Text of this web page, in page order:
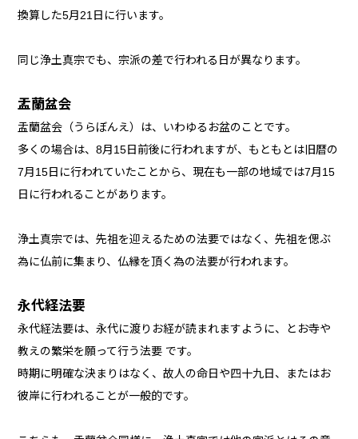
換算した5月21日に行います。
同じ浄土真宗でも、宗派の差で行われる日が異なります。
盂蘭盆会
盂蘭盆会（うらぼんえ）は、いわゆるお盆のことです。
多くの場合は、8月15日前後に行われますが、もともとは旧暦の
7月15日に行われていたことから、現在も一部の地域では7月15
日に行われることがあります。
浄土真宗では、先祖を迎えるための法要ではなく、先祖を偲ぶ
為に仏前に集まり、仏縁を頂く為の法要が行われます。
永代経法要
永代経法要は、永代に渡りお経が読まれますように、とお寺や
教えの繁栄を願って行う法要 です。
時期に明確な決まりはなく、故人の命日や四十九日、またはお
彼岸に行われることが一般的です。